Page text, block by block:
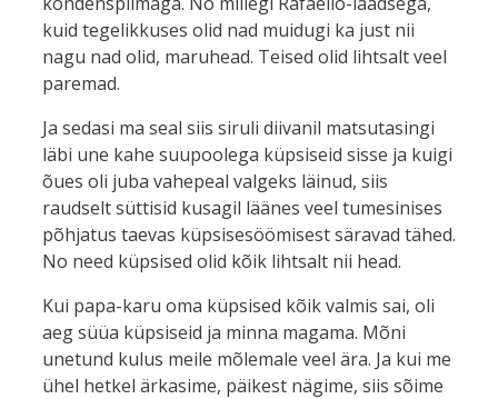
kuid tegelikkuses olid nad muidugi ka just nii
nagu nad olid, maruhead. Teised olid lihtsalt veel
paremad.
Ja sedasi ma seal siis siruli diivanil matsutasingi
läbi une kahe suupoolega küpsiseid sisse ja kuigi
õues oli juba vahepeal valgeks läinud, siis
raudselt süttisid kusagil läänes veel tumesinises
põhjatus taevas küpsisesöömisest säravad tähed.
No need küpsised olid kõik lihtsalt nii head.
Kui papa-karu oma küpsised kõik valmis sai, oli
aeg süüa küpsiseid ja minna magama. Mõni
unetund kulus meile mõlemale veel ära. Ja kui me
ühel hetkel ärkasime, päikest nägime, siis sõime